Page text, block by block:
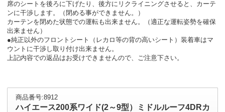
席のシートを後ろに下げたり、後方にリクライニングさせると、カーテ
ンに干渉します。（閉める事ができません。）
カーテンを閉めた状態での運転も出来ません。（適正な運転姿勢を確保
出来ません）
●純正以外のフロントシート（レカロ等の背の高いシート）装着車はマ
ウントに干渉し取り付け出来ません。
上記内容での返品はお受けできませんので、ご注意下さい。
商品番号:8912
ハイエース200系ワイド(2～9型）ミドルルーフ4DRカ